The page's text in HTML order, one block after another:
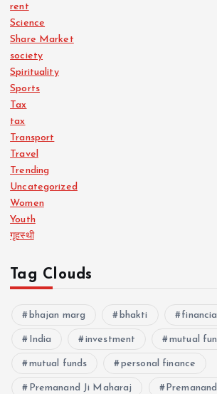
rent
Science
Share Market
society
Spirituality
Sports
Tax
tax
Transport
Travel
Trending
Uncategorized
Women
Youth
गृहस्थी
Tag Clouds
bhajan marg bhakti
India investment mutual
mutual funds personal finance
Premanand Ji Maharaj